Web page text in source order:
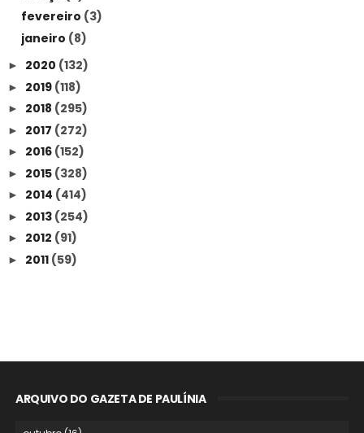
fevereiro (3)
janeiro (8)
► 2020 (132)
► 2019 (118)
► 2018 (295)
► 2017 (272)
► 2016 (152)
► 2015 (328)
► 2014 (414)
► 2013 (254)
► 2012 (91)
► 2011 (59)
ARQUIVO DO GAZETA DE PAULÍNIA